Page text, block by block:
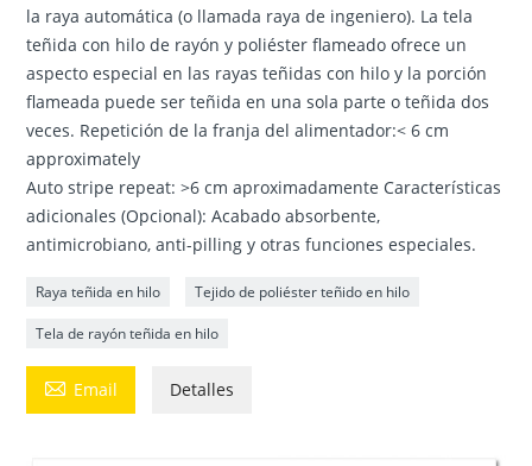
la raya automática (o llamada raya de ingeniero). La tela
teñida con hilo de rayón y poliéster flameado ofrece un
aspecto especial en las rayas teñidas con hilo y la porción
flameada puede ser teñida en una sola parte o teñida dos
veces. Repetición de la franja del alimentador:< 6 cm
approximately
Auto stripe repeat: >6 cm aproximadamente Características
adicionales (Opcional): Acabado absorbente,
antimicrobiano, anti-pilling y otras funciones especiales.
Raya teñida en hilo Tejido de poliéster teñido en hilo
Tela de rayón teñida en hilo
 Email Detalles